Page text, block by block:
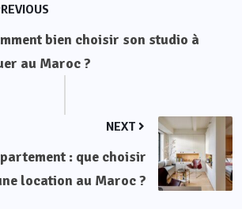
bien choisir son studio à
au Maroc ?
NEXT
: que choisir
location au Maroc ?